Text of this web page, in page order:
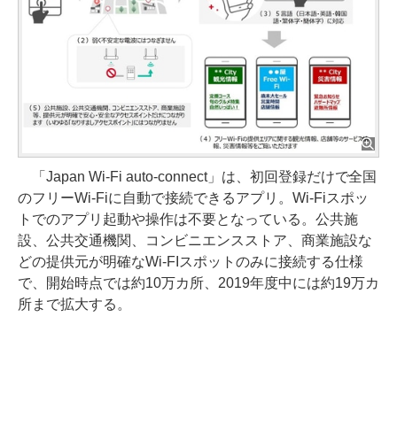
「Japan Wi-Fi auto-connect」は、初回登録だけで全国
のフリーWi-Fiに自動で接続できるアプリ。Wi-Fiスポッ
トでのアプリ起動や操作は不要となっている。公共施
設、公共交通機関、コンビニエンスストア、商業施設な
どの提供元が明確なWi-FIスポットのみに接続する仕様
で、開始時点では約10万カ所、2019年度中には約19万カ
所まで拡大する。